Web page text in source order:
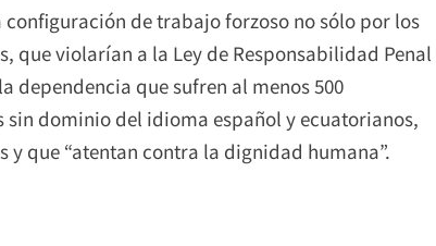
de trabajo forzoso no sólo por los
que violarían a la Ley de Responsabilidad Penal
dependencia que sufren al menos 500
dominio del idioma español y ecuatorianos,
que “atentan contra la dignidad humana”.